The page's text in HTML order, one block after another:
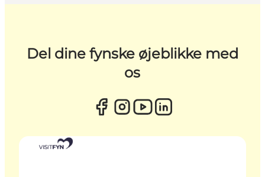
Del dine fynske øjeblikke med
os